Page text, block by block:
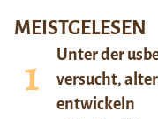
MEISTGELESEN
Unter der
versucht,
entwickeln